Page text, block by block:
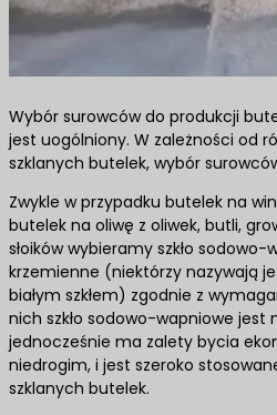
Wybór surowców do produkcji
jest uogólniony. W zależności od
szklanych butelek, wybór
Zwykle w przypadku butelek na
butelek na oliwę z oliwek, butli,
słoików wybieramy szkło sodowo-
krzemienne (niektórzy nazywają
białym szkłem) zgodnie z
nich szkło sodowo-wapniowe jest
jednocześnie ma zalety bycia
niedrogim, i jest szeroko
szklanych butelek.